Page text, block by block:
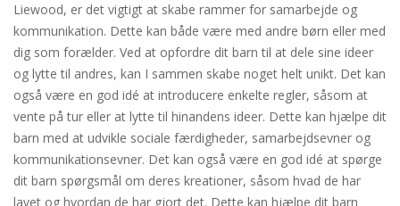
Liewood, er det vigtigt at skabe rammer for samarbejde og
kommunikation. Dette kan både være med andre børn eller med
dig som forælder. Ved at opfordre dit barn til at dele sine ideer
og lytte til andres, kan I sammen skabe noget helt unikt. Det kan
også være en god idé at introducere enkelte regler, såsom at
vente på tur eller at lytte til hinandens ideer. Dette kan hjælpe dit
barn med at udvikle sociale færdigheder, samarbejdsevner og
kommunikationsevner. Det kan også være en god idé at spørge
dit barn spørgsmål om deres kreationer, såsom hvad de har
lavet og hvordan de har gjort det. Dette kan hjælpe dit barn